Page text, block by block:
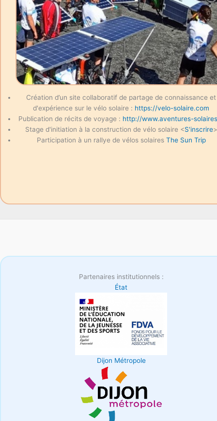
Création d’un site collaboratif de partage de connaissance et
d'expérience sur le vélo solaire : https://velo-solaire.com
Publication de récits de voyage : http://www.aventures-
Stage d'initiation à la construction de vélo solaire <S'inscrire>
Participation à un rallye de vélos solaires The Sun Trip
Partenaires institutionnels :
État
Dijon Métropole